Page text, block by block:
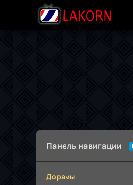
Панель навигации
Дорамы